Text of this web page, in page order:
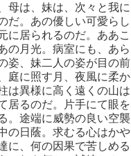
母は、妹は、次々と我に
だ。あの優しい可愛らし
に居られるのだ。ああこ
の月光。病室にも、あら
姿、妹二人の姿が目の前
庭に照す月、夜風に柔か
は異様に高く遠くの山は
居るのだ。片手にて眼を
。途端に威勢の良い空襲
の日蔭。求むる心はかや
に、何の因果で苦しめる